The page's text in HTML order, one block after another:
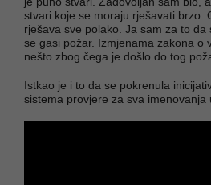
stvari koje se moraju rješavati brzo.
rješava sve polako. Ja sam za to da
se gasi požar. Izmjenama zakona o
nešto zbog čega je došlo do tog
Istkao je i to da se pokrenula
sistema provjere za sva imenovanja